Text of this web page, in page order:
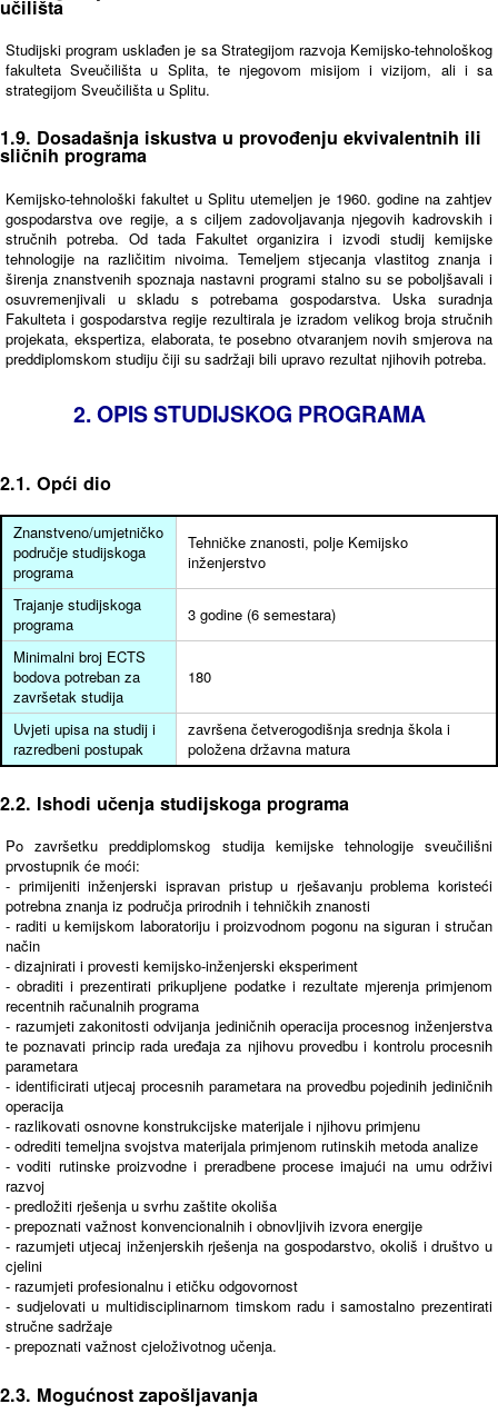
učilišta
Studijski program usklađen je sa Strategijom razvoja Kemijsko-tehnološkog
fakulteta Sveučilišta u Splita, te njegovom misijom i vizijom, ali i sa
strategijom Sveučilišta u Splitu.
1.9. Dosadašnja iskustva u provođenju ekvivalentnih ili
sličnih programa
Kemijsko-tehnološki fakultet u Splitu utemeljen je 1960. godine na zahtjev
gospodarstva ove regije, a s ciljem zadovoljavanja njegovih kadrovskih i
stručnih potreba. Od tada Fakultet organizira i izvodi studij kemijske
tehnologije na različitim nivoima. Temeljem stjecanja vlastitog znanja i
širenja znanstvenih spoznaja nastavni programi stalno su se poboljšavali i
osuvremenjivali u skladu s potrebama gospodarstva. Uska suradnja
Fakulteta i gospodarstva regije rezultirala je izradom velikog broja stručnih
projekata, ekspertiza, elaborata, te posebno otvaranjem novih smjerova na
preddiplomskom studiju čiji su sadržaji bili upravo rezultat njihovih potreba.
2. OPIS STUDIJSKOG PROGRAMA
2.1. Opći dio
Znanstveno/umjetničko
područje studijskoga
programa
Tehničke znanosti, polje Kemijsko
inženjerstvo
Trajanje studijskoga
programa
3 godine (6 semestara)
Minimalni broj ECTS
bodova potreban za
završetak studija
180
Uvjeti upisa na studij i
razredbeni postupak
završena četverogodišnja srednja škola i
položena državna matura
2.2. Ishodi učenja studijskoga programa
Po završetku preddiplomskog studija kemijske tehnologije sveučilišni
prvostupnik će moći:
- primijeniti inženjerski ispravan pristup u rješavanju problema koristeći
potrebna znanja iz područja prirodnih i tehničkih znanosti
- raditi u kemijskom laboratoriju i proizvodnom pogonu na siguran i stručan
način
- dizajnirati i provesti kemijsko-inženjerski eksperiment
- obraditi i prezentirati prikupljene podatke i rezultate mjerenja primjenom
recentnih računalnih programa
- razumjeti zakonitosti odvijanja jediničnih operacija procesnog inženjerstva
te poznavati princip rada uređaja za njihovu provedbu i kontrolu procesnih
parametara
- identificirati utjecaj procesnih parametara na provedbu pojedinih jediničnih
operacija
- razlikovati osnovne konstrukcijske materijale i njihovu primjenu
- odrediti temeljna svojstva materijala primjenom rutinskih metoda analize
- voditi rutinske proizvodne i preradbene procese imajući na umu održivi
razvoj
- predložiti rješenja u svrhu zaštite okoliša
- prepoznati važnost konvencionalnih i obnovljivih izvora energije
- razumjeti utjecaj inženjerskih rješenja na gospodarstvo, okoliš i društvo u
cjelini
- razumjeti profesionalnu i etičku odgovornost
- sudjelovati u multidisciplinarnom timskom radu i samostalno prezentirati
stručne sadržaje
- prepoznati važnost cjeloživotnog učenja.
2.3. Mogućnost zapošljavanja